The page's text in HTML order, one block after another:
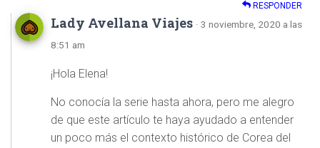
RESPONDER
Lady Avellana Viajes · 3 noviembre, 2020 a las
8:51 am
¡Hola Elena!
No conocía la serie hasta ahora, pero me alegro
de que este artículo te haya ayudado a entender
un poco más el contexto histórico de Corea del